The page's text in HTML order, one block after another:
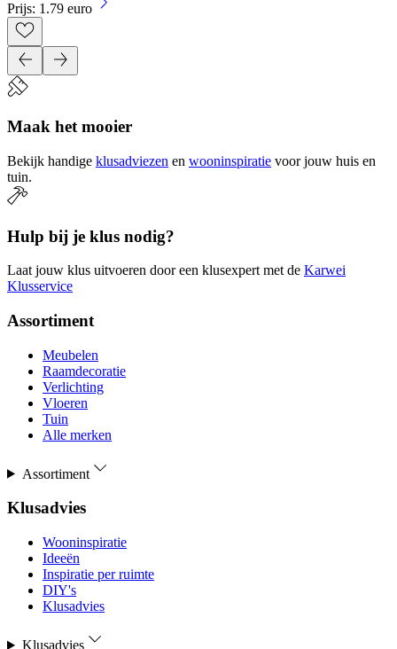
Prijs: 1.79 euro
Maak het mooier
Bekijk handige klusadviezen en wooninspiratie voor jouw huis en
tuin.
Hulp bij je klus nodig?
Laat jouw klus uitvoeren door een klusexpert met de Karwei
Klusservice
Assortiment
Meubelen
Raamdecoratie
Verlichting
Vloeren
Tuin
Alle merken
Assortiment
Klusadvies
Wooninspiratie
Ideeën
Inspiratie per ruimte
DIY's
Klusadvies
Klusadvies